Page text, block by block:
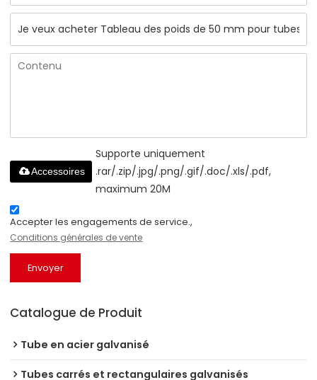
Supporte uniquement
.rar/.zip/.jpg/.png/.gif/.doc/.xls/.pdf,
maximum 20M
Accessoires
Accepter les engagements de service.,
Conditions générales de vente
Envoyer
Catalogue de Produit
Tube en acier galvanisé
Tubes carrés et rectangulaires galvanisés